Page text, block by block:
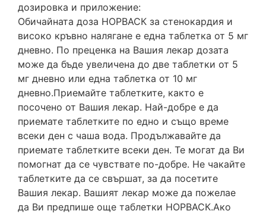
дозировка и приложение:
Обичайната доза НОРВАСК за стенокардия и
високо кръвно налягане е една таблетка от 5 мг
дневно. По преценка на Вашия лекар дозата
може да бъде увеличена до две таблетки от 5
мг дневно или една таблетка от 10 мг
дневно.Приемайте таблетките, както е
посочено от Вашия лекар. Най-добре е да
приемате таблетките по едно и също време
всеки ден с чаша вода. Продължавайте да
приемате таблетките всеки ден. Те могат да Ви
помогнат да се чувствате по-добре. Не чакайте
таблетките да се свършат, за да посетите
Вашия лекар. Вашият лекар може да пожелае
да Ви предпише още таблетки НОРВАСК.Ако